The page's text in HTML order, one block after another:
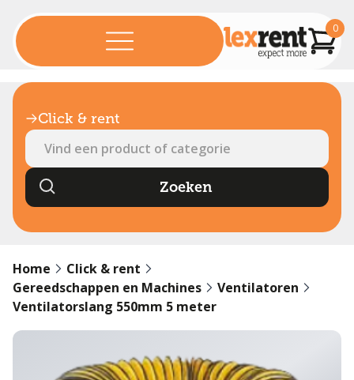
0
Click & rent
Home
Click & rent
Gereedschappen en Machines
Ventilatoren
Ventilatorslang 550mm 5 meter